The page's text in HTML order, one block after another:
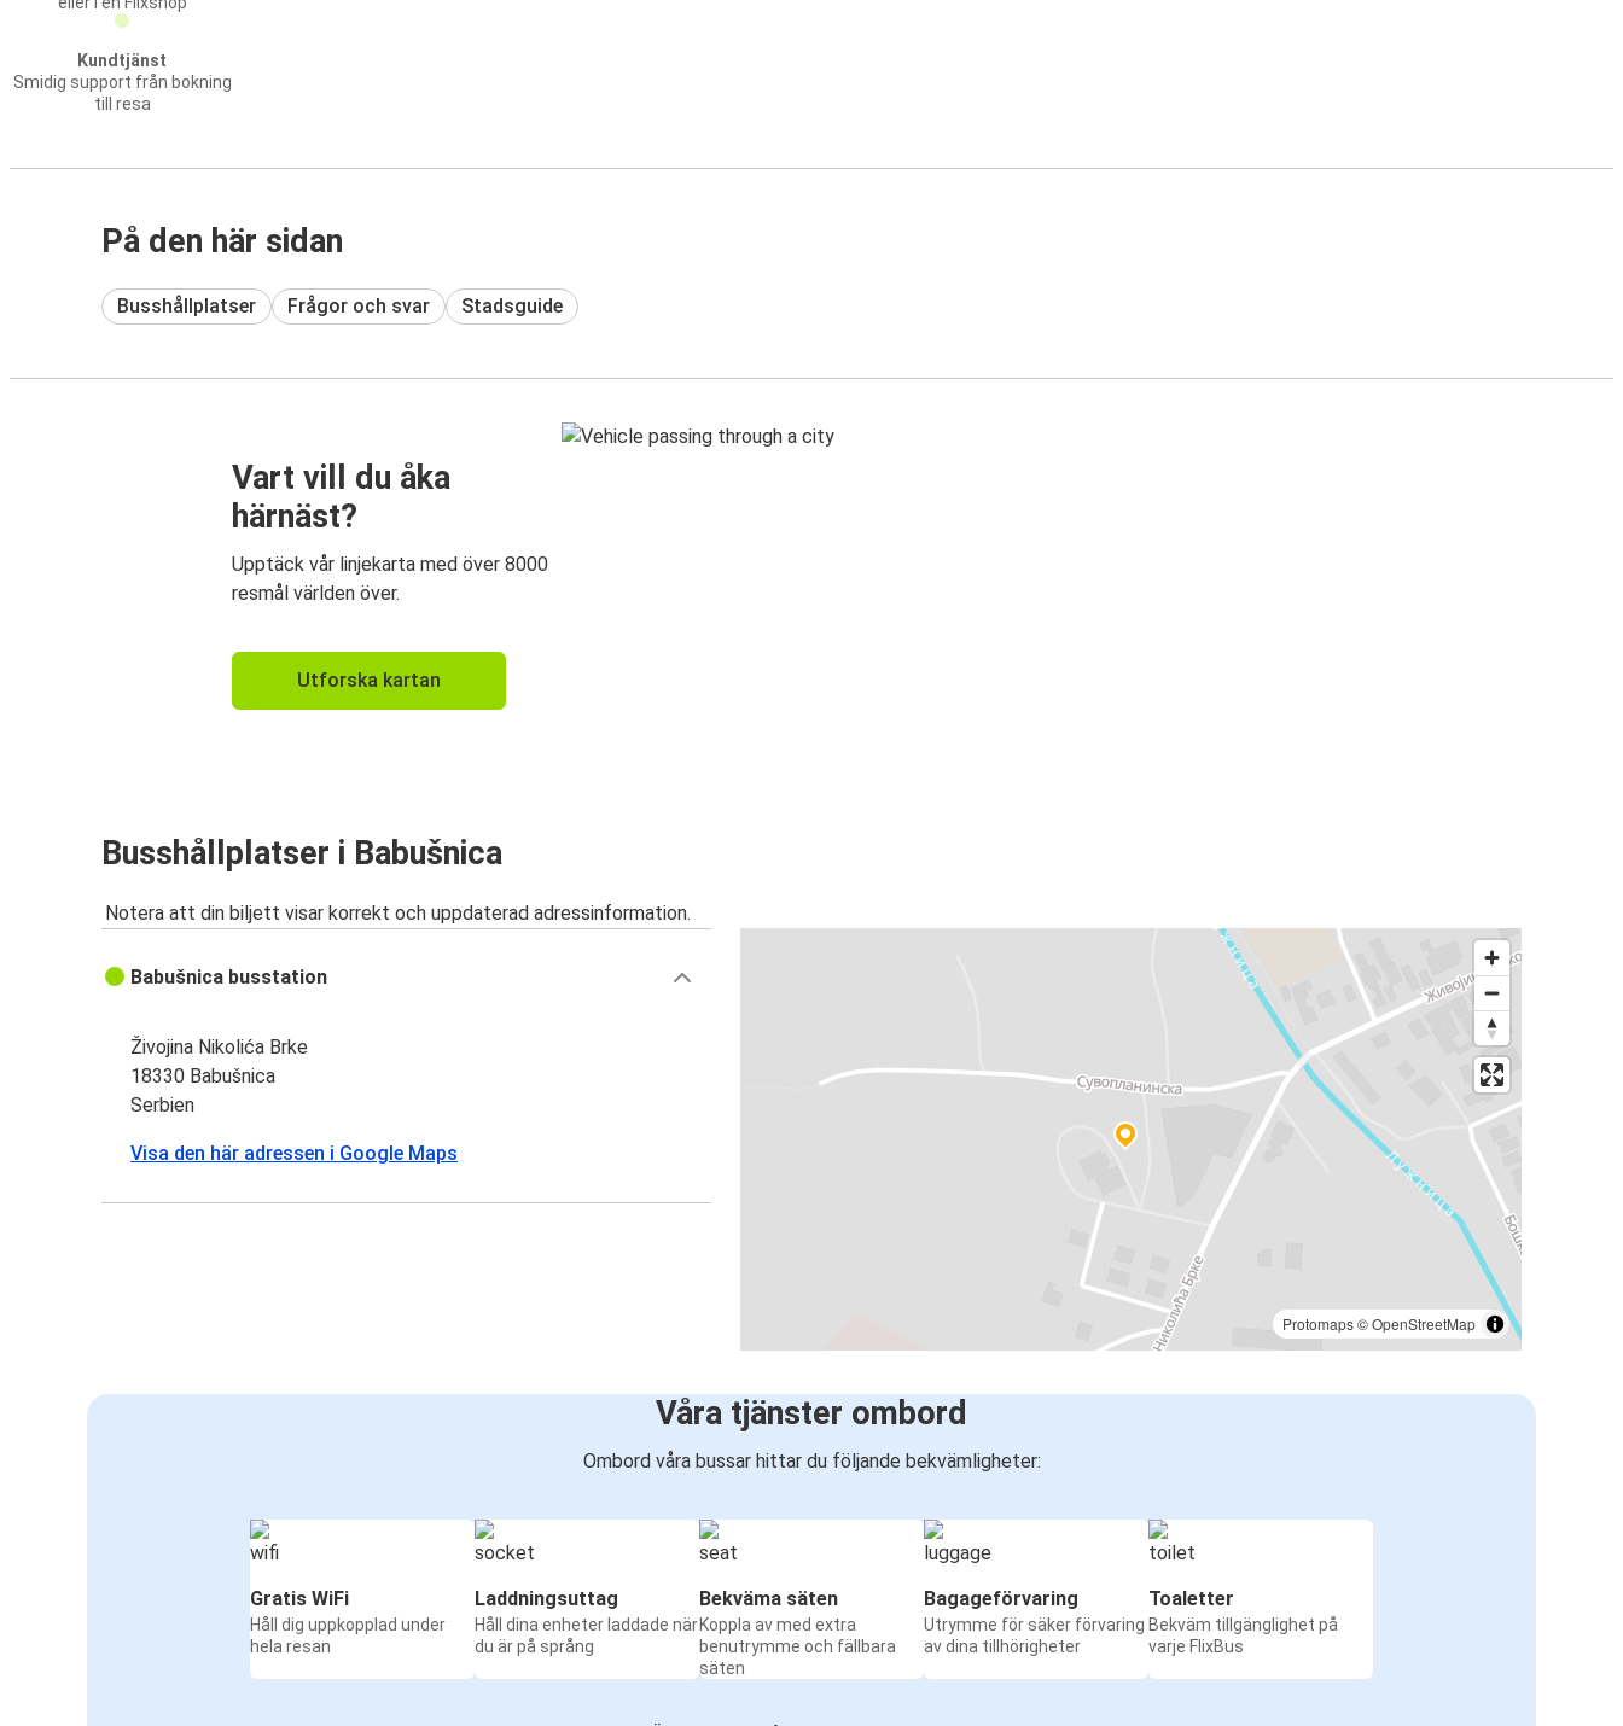
Kundtjänst
Smidig support från bokning
till resa
På den här sidan
Busshållplatser Frågor och svar Stadsguide
Vart vill du åka
härnäst?
Upptäck vår linjekarta med över 8000
resmål världen över.
Utforska kartan
Busshållplatser i Babušnica
Notera att din biljett visar korrekt och uppdaterad adressinformation.
Protomaps©OpenStreetMap
Babušnica busstation
Živojina Nikolića Brke
18330 Babušnica
Serbien
Visa den här adressen i Google Maps
Våra tjänster ombord
Ombord våra bussar hittar du följande bekvämligheter:
Gratis WiFi
Håll dig uppkopplad under
hela resan
Laddningsuttag
Håll dina enheter laddade när
du är på språng
Bekväma säten
Koppla av med extra
benutrymme och fällbara
säten
Bagageförvaring
Utrymme för säker förvaring
av dina tillhörigheter
Toaletter
Bekväm tillgänglighet på
varje FlixBus